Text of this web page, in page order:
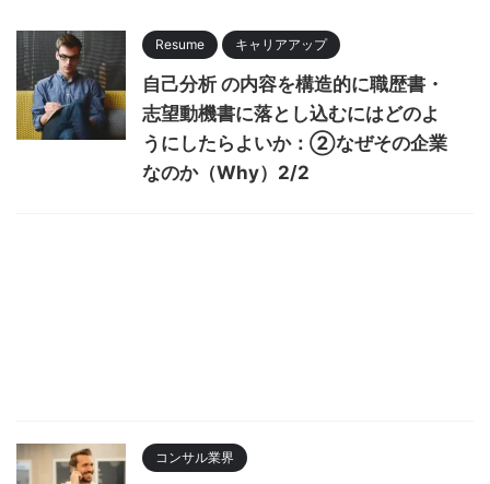
Resume キャリアアップ
自己分析 の内容を構造的に職歴書・
志望動機書に落とし込むにはどのよ
うにしたらよいか：②なぜその企業
なのか（Why）2/2
コンサル業界